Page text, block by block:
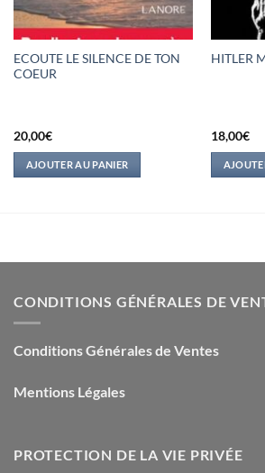
ECOUTE LE SILENCE DE TON
COEUR
20,00€
AJOUTER AU PANIER
HITLER
18,00€
CONDITIONS GÉNÉRALES DE
Conditions Générales de Ventes
Mentions Légales
PROTECTION DE LA VIE PRIVÉE